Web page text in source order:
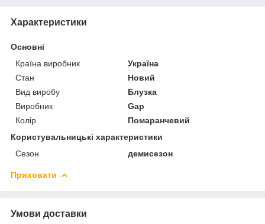
Характеристики
Основні
Країна виробник
Україна
Стан
Новий
Вид виробу
Блузка
Виробник
Gap
Колір
Помаранчевий
Користувальницькі характеристики
Сезон
демисезон
Приховати
Умови доставки